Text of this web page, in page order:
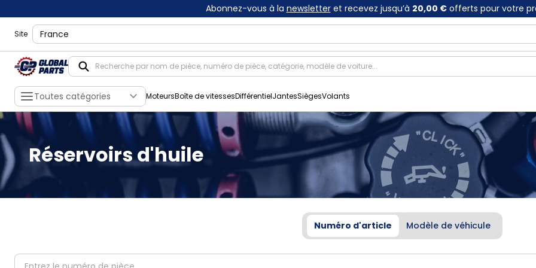
Abonnez-vous à la newsletteret recevez jusqu’à 20,00 €offerts pour votre
Site shippingLocation
Toutes catégories MoteursBoîte de vitessesDifférentielJantesSiègesVolants
Réservoirs d'huile
Numéro d'article Modèle de véhicule
partNumber